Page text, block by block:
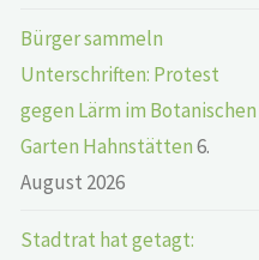
Bürger sammeln
Unterschriften: Protest
gegen Lärm im Botanischen
Garten Hahnstätten6.
August 2026
Stadtrat hat getagt: